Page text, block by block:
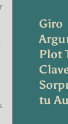
Giro
Plot
tu